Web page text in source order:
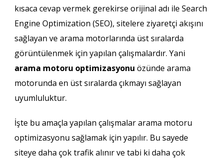
kısaca cevap vermek gerekirse orijinal adı ile Search
Engine Optimization (SEO), sitelere ziyaretçi akışını
sağlayan ve arama motorlarında üst sıralarda
görüntülenmek için yapılan çalışmalardır. Yani
arama motoru optimizasyonu özünde arama
motorunda en üst sıralarda çıkmayı sağlayan
uyumluluktur.
İşte bu amaçla yapılan çalışmalar arama motoru
optimizasyonu sağlamak için yapılır. Bu sayede
siteye daha çok trafik alınır ve tabi ki daha çok